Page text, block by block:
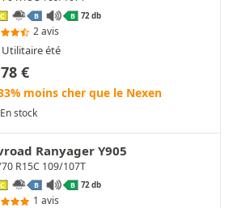
C B B 72 db
2 avis
Utilitaire été
€
moins cher que le Nexen
En stock
Ranyager Y905
R15C 109/107T
C B B 72 db
1 avis